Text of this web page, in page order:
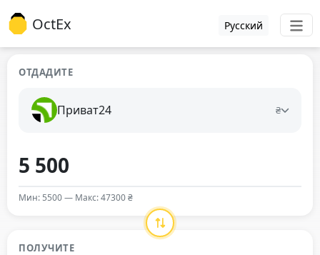
OctEx Русский
ОТДАДИТЕ
Приват24 ₴
Мин: 5500 — Макс: 47300 ₴
ПОЛУЧИТЕ